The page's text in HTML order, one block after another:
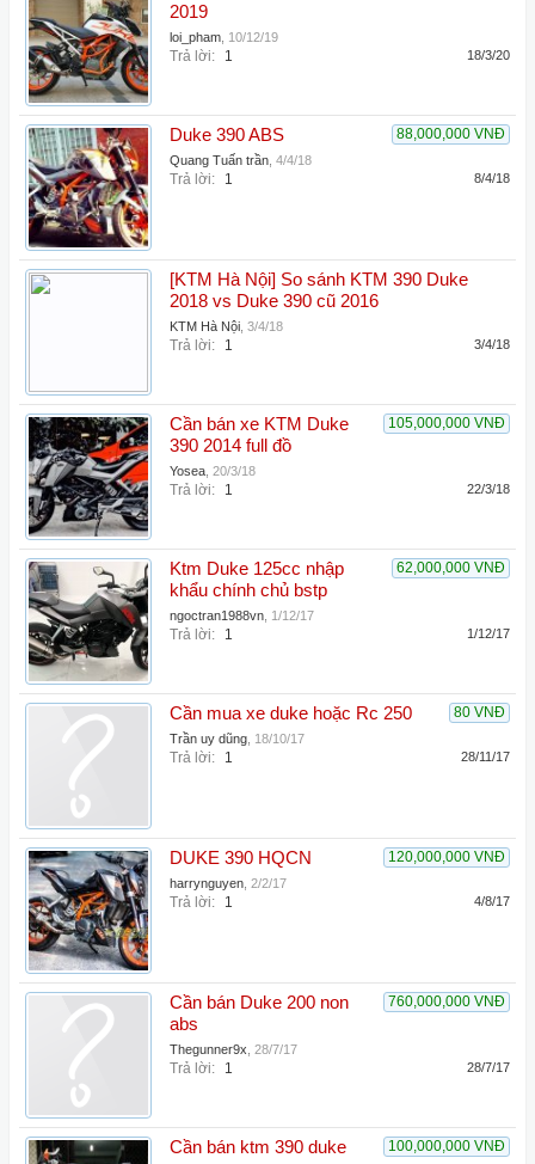
2019
loi_pham 10/12/19
Trả lời: 1 18/3/20
88,000,000 VNĐ
Duke 390 ABS
Quang Tuấn trần 4/4/18
Trả lời: 1 8/4/18
[KTM Hà Nội] So sánh KTM 390 Duke
2018 vs Duke 390 cũ 2016
KTM Hà Nội 3/4/18
Trả lời: 1 3/4/18
105,000,000 VNĐ
Cần bán xe KTM Duke
390 2014 full đồ
Yosea 20/3/18
Trả lời: 1 22/3/18
62,000,000 VNĐ
Ktm Duke 125cc nhập
khẩu chính chủ bstp
ngoctran1988vn 1/12/17
Trả lời: 1 1/12/17
80 VNĐ
Cần mua xe duke hoặc Rc 250
Trần uy dũng 18/10/17
Trả lời: 1 28/11/17
120,000,000 VNĐ
DUKE 390 HQCN
harrynguyen 2/2/17
Trả lời: 1 4/8/17
760,000,000 VNĐ
Cần bán Duke 200 non
abs
Thegunner9x 28/7/17
Trả lời: 1 28/7/17
100,000,000 VNĐ
Cần bán ktm 390 duke